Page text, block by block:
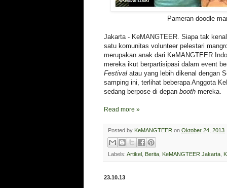
Pameran doodle
Jakarta - KeMANGTEER. Siapa tak
satu komunitas volunteer pelestari
merupakan anak dari KeMANGTEER
mereka ikut berpartisipasi dalam event
Festival atau yang lebih dikenal dengan
samping ini, terlihat beberapa Anggota
sedang berpose di depan booth mereka.
Read more »
Posted by KeMANGTEER on Oktober 24, 2013
Labels: Artikel , Berita, KeMANGTEER Jakarta,
23.10.13